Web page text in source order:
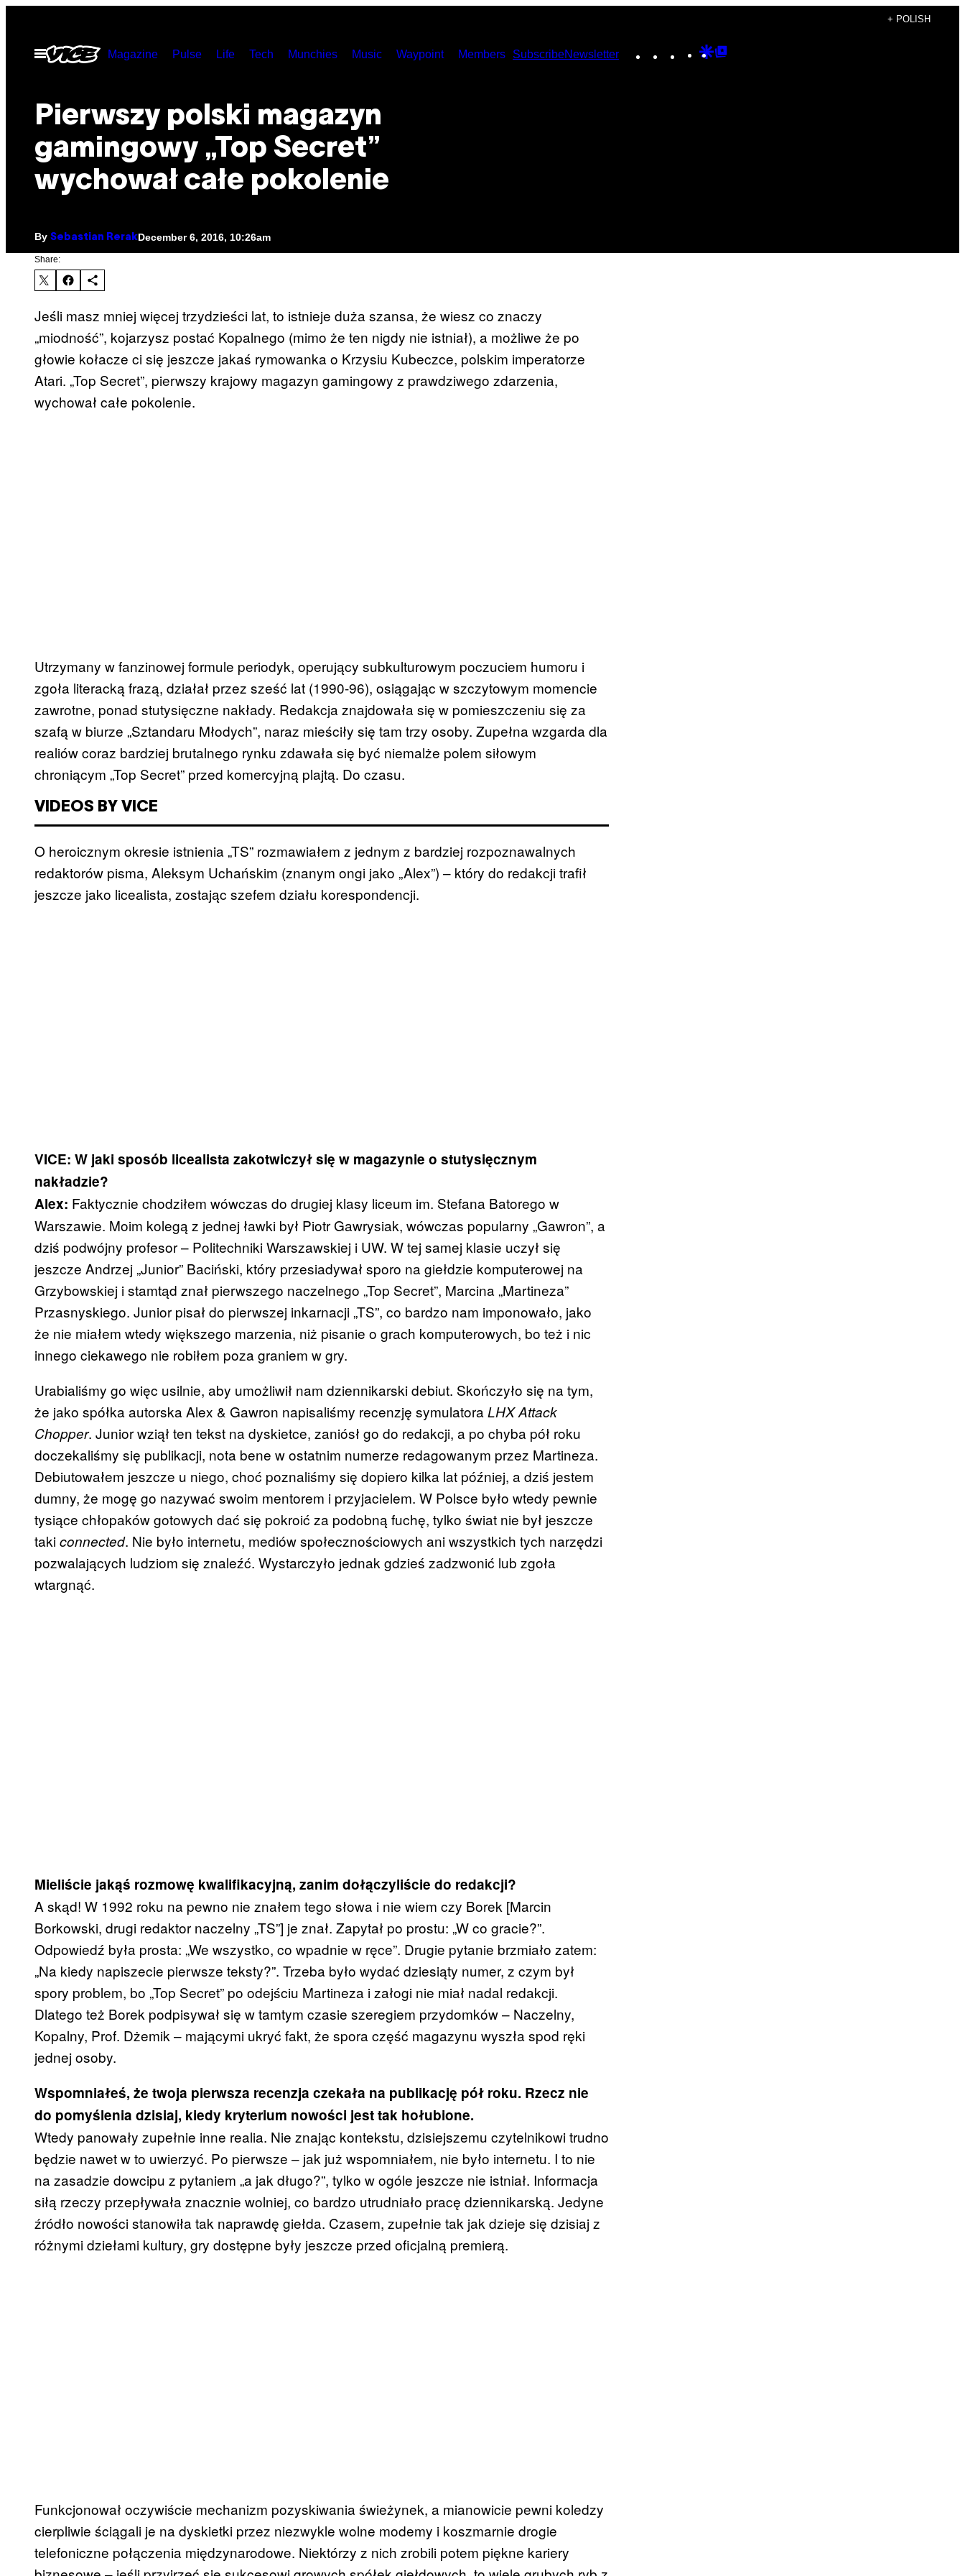
content
+ POLISH
Open
Menu
Magazine Pulse Life Tech Munchies Music Waypoint Members SubscribeNewsletter Instagram
TikTokYouTube
Google
Pierwszy polski magazyn
gamingowy ​„Top Secret”
wychował całe pokolenie
By Sebastian RerakDecember 6, 2016, 10:26am
Share:
Jeśli masz mniej więcej trzydzieści lat, to istnieje duża szansa, że wiesz co znaczy
„miodność”, kojarzysz postać Kopalnego (mimo że ten nigdy nie istniał), a możliwe że po
głowie kołacze ci się jeszcze jakaś rymowanka o Krzysiu Kubeczce, polskim imperatorze
Atari. „Top Secret”, pierwszy krajowy magazyn gamingowy z prawdziwego zdarzenia,
wychował całe pokolenie.
Utrzymany w fanzinowej formule periodyk, operujący subkulturowym poczuciem humoru i
zgoła literacką frazą, działał przez sześć lat (1990-96), osiągając w szczytowym momencie
zawrotne, ponad stutysięczne nakłady. Redakcja znajdowała się w pomieszczeniu się za
szafą w biurze „Sztandaru Młodych”, naraz mieściły się tam trzy osoby. Zupełna wzgarda dla
realiów coraz bardziej brutalnego rynku zdawała się być niemalże polem siłowym
chroniącym „Top Secret” przed komercyjną plajtą. Do czasu.
VIDEOS BY VICE
O heroicznym okresie istnienia „TS” rozmawiałem z jednym z bardziej rozpoznawalnych
redaktorów pisma, Aleksym Uchańskim (znanym ongi jako „Alex”) – który do redakcji trafił
jeszcze jako licealista, zostając szefem działu korespondencji.
VICE: W jaki sposób licealista zakotwiczył się w magazynie o stutysięcznym
nakładzie?
Alex: Faktycznie chodziłem wówczas do drugiej klasy liceum im. Stefana Batorego w
Warszawie. Moim kolegą z jednej ławki był Piotr Gawrysiak, wówczas popularny „Gawron”, a
dziś podwójny profesor – Politechniki Warszawskiej i UW. W tej samej klasie uczył się
jeszcze Andrzej „Junior” Baciński, który przesiadywał sporo na giełdzie komputerowej na
Grzybowskiej i stamtąd znał pierwszego naczelnego „Top Secret”, Marcina „Martineza”
Przasnyskiego. Junior pisał do pierwszej inkarnacji „TS”, co bardzo nam imponowało, jako
że nie miałem wtedy większego marzenia, niż pisanie o grach komputerowych, bo też i nic
innego ciekawego nie robiłem poza graniem w gry.
Urabialiśmy go więc usilnie, aby umożliwił nam dziennikarski debiut. Skończyło się na tym,
że jako spółka autorska Alex & Gawron napisaliśmy recenzję symulatora LHX Attack
Chopper. Junior wziął ten tekst na dyskietce, zaniósł go do redakcji, a po chyba pół roku
doczekaliśmy się publikacji, nota bene w ostatnim numerze redagowanym przez Martineza.
Debiutowałem jeszcze u niego, choć poznaliśmy się dopiero kilka lat później, a dziś jestem
dumny, że mogę go nazywać swoim mentorem i przyjacielem. W Polsce było wtedy pewnie
tysiące chłopaków gotowych dać się pokroić za podobną fuchę, tylko świat nie był jeszcze
takiconnected. Nie było internetu, mediów społecznościowych ani wszystkich tych narzędzi
pozwalających ludziom się znaleźć. Wystarczyło jednak gdzieś zadzwonić lub zgoła
wtargnąć.
Mieliście jakąś rozmowę kwalifikacyjną, zanim dołączyliście do redakcji?
A skąd! W 1992 roku na pewno nie znałem tego słowa i nie wiem czy Borek [Marcin
Borkowski, drugi redaktor naczelny „TS”] je znał. Zapytał po prostu: „W co gracie?”.
Odpowiedź była prosta: „We wszystko, co wpadnie w ręce”. Drugie pytanie brzmiało zatem:
„Na kiedy napiszecie pierwsze teksty?”. Trzeba było wydać dziesiąty numer, z czym był
spory problem, bo „Top Secret” po odejściu Martineza i załogi nie miał nadal redakcji.
Dlatego też Borek podpisywał się w tamtym czasie szeregiem przydomków – Naczelny,
Kopalny, Prof. Dżemik – mającymi ukryć fakt, że spora część magazynu wyszła spod ręki
jednej osoby.
Wspomniałeś, że twoja pierwsza recenzja czekała na publikację pół roku. Rzecz nie
do pomyślenia dzisiaj, kiedy kryterium nowości jest tak hołubione.
Wtedy panowały zupełnie inne realia. Nie znając kontekstu, dzisiejszemu czytelnikowi trudno
będzie nawet w to uwierzyć. Po pierwsze – jak już wspomniałem, nie było internetu. I to nie
na zasadzie dowcipu z pytaniem „a jak długo?”, tylko w ogóle jeszcze nie istniał. Informacja
siłą rzeczy przepływała znacznie wolniej, co bardzo utrudniało pracę dziennikarską. Jedyne
źródło nowości stanowiła tak naprawdę giełda. Czasem, zupełnie tak jak dzieje się dzisiaj z
różnymi dziełami kultury, gry dostępne były jeszcze przed oficjalną premierą.
Funkcjonował oczywiście mechanizm pozyskiwania świeżynek, a mianowicie pewni koledzy
cierpliwie ściągali je na dyskietki przez niezwykle wolne modemy i koszmarnie drogie
telefoniczne połączenia międzynarodowe. Niektórzy z nich zrobili potem piękne kariery